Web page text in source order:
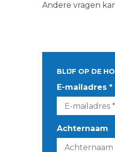
Andere vragen
BLIJF OP DE
E-mailadres *
Achternaam